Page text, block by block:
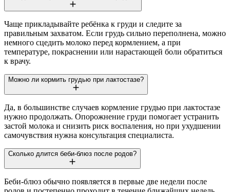
Чаще прикладывайте ребёнка к груди и следите за
правильным захватом. Если грудь сильно переполнена, можно
немного сцедить молоко перед кормлением, а при
температуре, покраснении или нарастающей боли обратиться
к врачу.
Можно ли кормить грудью при лактостазе?
Да, в большинстве случаев кормление грудью при лактостазе
нужно продолжать. Опорожнение груди помогает устранить
застой молока и снизить риск воспаления, но при ухудшении
самочувствия нужна консультация специалиста.
Сколько длится беби-блюз после родов?
Беби-блюз обычно появляется в первые две недели после